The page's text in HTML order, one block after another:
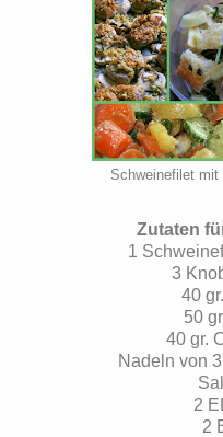
Schweinefilet
Zutaten
1
3
40
50
40 gr.
Nadeln von
2
2